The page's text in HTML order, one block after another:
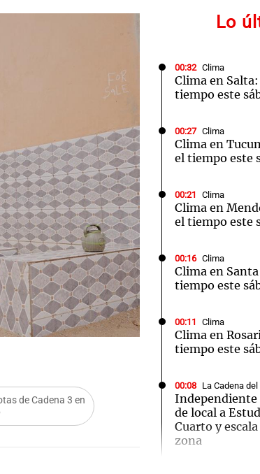
de Cadena 3 en
Lo
00:32 Clima
Clima en
tiempo este
00:27 Clima
Clima en
el tiempo este
00:21 Clima
Clima en
el tiempo este
00:16 Clima
Clima en
tiempo este
00:11 Clima
Clima en
tiempo este
00:08 La Cadena del
Independiente
de local a
Cuarto y
zona
Audio.